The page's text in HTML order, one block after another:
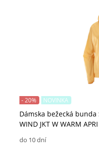
Dámska bežecká bunda
WIND JKT W WARM APRI
- 20% NOVINKA
do 10 dní